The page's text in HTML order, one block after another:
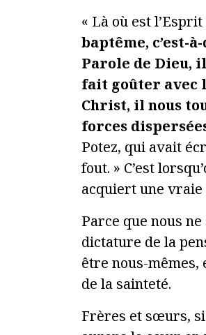
« Là où est
baptême, c’est-
Parole de Dieu,
fait goûter avec
Christ, il nous
forces
Potez, qui avait
fout. » C’est
acquiert une
Parce que nous
dictature de la
être nous-
de la sainteté.
Frères et sœurs, si